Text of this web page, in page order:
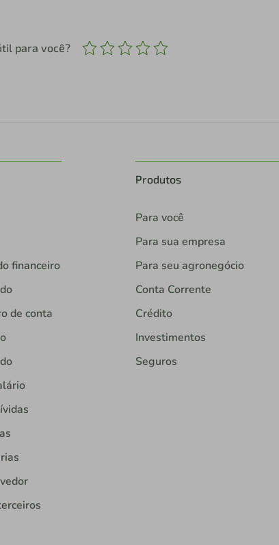
para você?
financeiro
de conta
Produtos
Para você
Para sua empresa
Para seu agronegócio
Conta Corrente
Crédito
Investimentos
Seguros